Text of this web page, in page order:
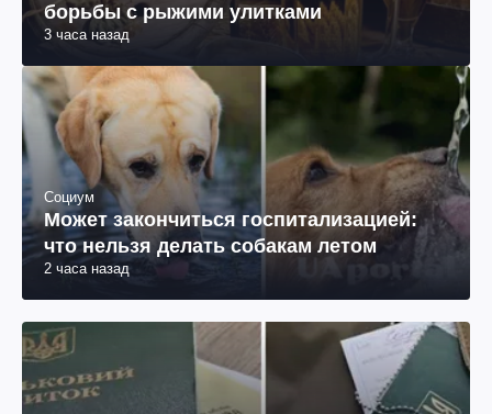
борьбы с рыжими улитками
3 часа назад
Социум
Может закончиться госпитализацией:
что нельзя делать собакам летом
2 часа назад